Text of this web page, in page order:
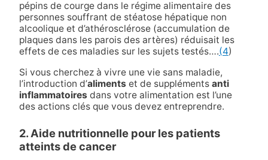
pépins de courge dans le régime alimentaire des
personnes souffrant de stéatose hépatique non
alcoolique et d’athérosclérose (accumulation de
plaques dans les parois des artères) réduisait les
effets de ces maladies sur les sujets testés….(4)
Si vous cherchez à vivre une vie sans maladie,
l’introduction d’aliments et de suppléments anti
inflammatoires dans votre alimentation est l’une
des actions clés que vous devez entreprendre.
2. Aide nutritionnelle pour les patients
atteints de cancer